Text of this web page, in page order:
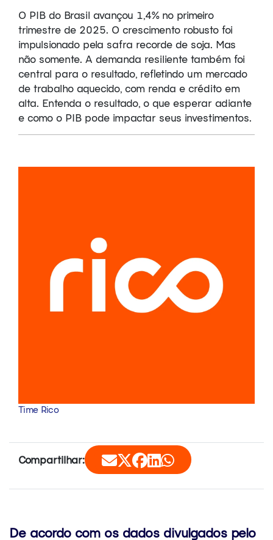
O PIB do Brasil avançou 1,4% no primeiro
trimestre de 2025. O crescimento robusto foi
impulsionado pela safra recorde de soja. Mas
não somente. A demanda resiliente também foi
central para o resultado, refletindo um mercado
de trabalho aquecido, com renda e crédito em
alta. Entenda o resultado, o que esperar adiante
e como o PIB pode impactar seus investimentos.
Time Rico
Compartilhar:
De acordo com os dados divulgados pelo